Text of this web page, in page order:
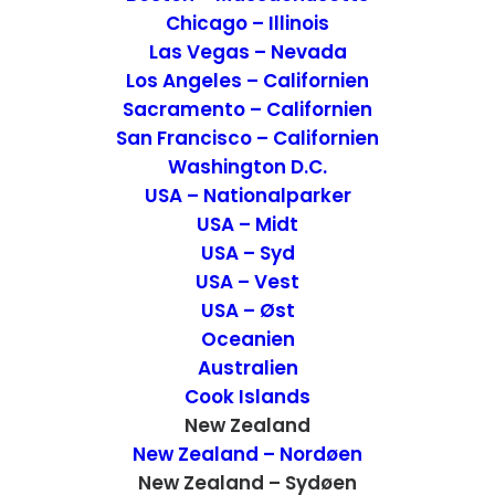
Chicago – Illinois
Las Vegas – Nevada
Los Angeles – Californien
Sacramento – Californien
San Francisco – Californien
Washington D.C.
USA – Nationalparker
USA – Midt
USA – Syd
USA – Vest
USA – Øst
Oceanien
Australien
Cook Islands
New Zealand
New Zealand – Nordøen
New Zealand – Sydøen
Check-in forløb uden problemer og vi fik en
venlig modtagelse. Efter diverse
forklaringer om motellet, kom også den